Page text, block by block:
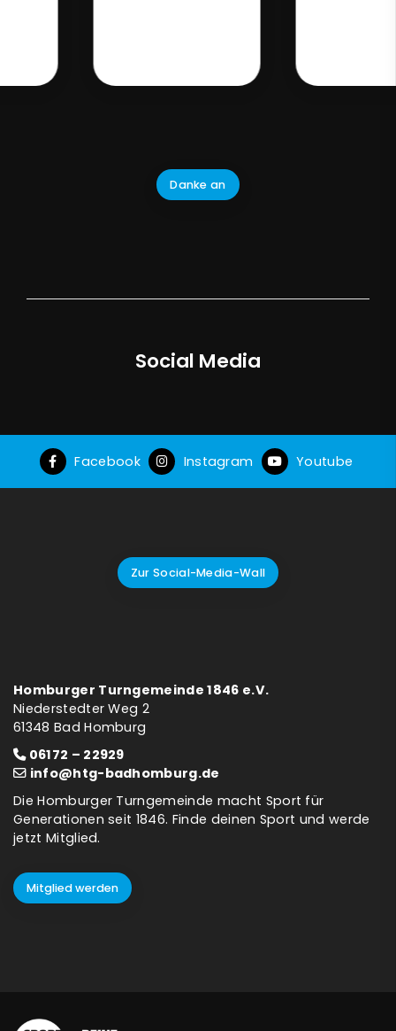
Danke an
Social Media
Facebook Instagram Youtube
Zur Social-Media-Wall
Homburger Turngemeinde 1846 e.V.
Niederstedter Weg 2
61348 Bad Homburg
06172 – 22929
info@htg-badhomburg.de
Die Homburger Turngemeinde macht Sport für
Generationen seit 1846. Finde deinen Sport und werde
jetzt Mitglied.
Mitglied werden